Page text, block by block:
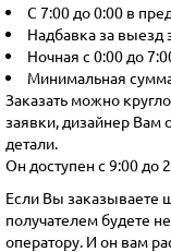
С 7:00 до 0:00 в
Надбавка за
Ночная с 0:00 до
Минимальная
Заказать можно
заявки, дизайнер Вам
детали.
Он доступен с 9:00 до
Если Вы заказываете
получателем будете
оператору. И он вам